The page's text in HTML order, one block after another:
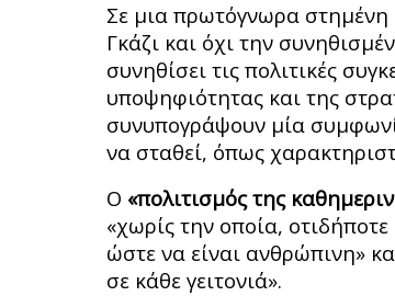
Σε μια πρωτόγνωρα
Γκάζι και όχι την
συνηθίσει τις πολιτικές
υποψηφιότητας και της
συνυπογράψουν μία
να σταθεί, όπως
Ο «πολιτισμός της
«χωρίς την οποία,
ώστε να είναι ανθρώπινη»
σε κάθε γειτονιά».